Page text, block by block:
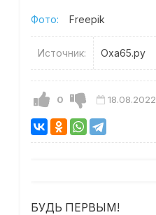
Фото: Freepik
Источник: Оха65.ру
0 18.08.2022
БУДЬ ПЕРВЫМ!